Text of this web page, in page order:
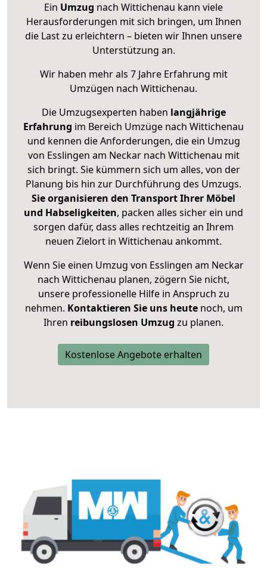
Ein Umzug nach Wittichenau kann viele
Herausforderungen mit sich bringen, um Ihnen
die Last zu erleichtern – bieten wir Ihnen unsere
Unterstützung an.
Wir haben mehr als 7 Jahre Erfahrung mit
Umzügen nach Wittichenau.
Die Umzugsexperten haben langjährige
Erfahrung im Bereich Umzüge nach Wittichenau
und kennen die Anforderungen, die ein Umzug
von Esslingen am Neckar nach Wittichenau mit
sich bringt. Sie kümmern sich um alles, von der
Planung bis hin zur Durchführung des Umzugs.
Sie organisieren den Transport Ihrer Möbel
und Habseligkeiten, packen alles sicher ein und
sorgen dafür, dass alles rechtzeitig an Ihrem
neuen Zielort in Wittichenau ankommt.
Wenn Sie einen Umzug von Esslingen am Neckar
nach Wittichenau planen, zögern Sie nicht,
unsere professionelle Hilfe in Anspruch zu
nehmen. Kontaktieren Sie uns heutenoch, um
Ihren reibungslosen Umzug zu planen.
Kostenlose Angebote erhalten